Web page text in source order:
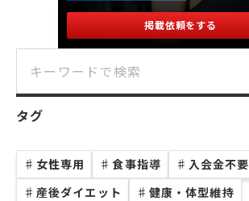
掲載依頼をする
タグ
♯ 女性専用 ♯ 食事指導 ♯ 入会金不要
♯ 産後ダイエット ♯ 健康・体型維持